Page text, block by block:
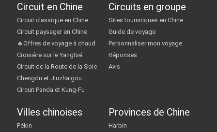
Circuit en Chine
Circuit classique en Chine
Circuit paysager en Chine
🔥Offres de voyage à chaud
Croisière sur le Yangtsé
Circuit de la Route de la Soie
Chengdu et Jiuzhaigou
Circuit Panda et Kung-Fu
Circuits en groupe
Sites touristiques en Chine
Guide de voyage
Personnaliser mon voyage
Réponses
Avis
Villes chinoises
Pékin
Provinces de Chine
Harbin